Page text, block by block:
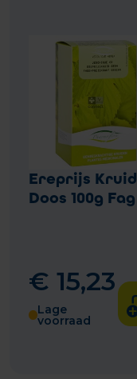
Ereprijs Kruid
Doos 100g Fag
€15,23
Lage
voorraad